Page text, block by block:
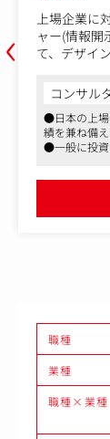
‹
上場企業に
ャー(情報開
て、デザイ
験に応じて
■具体的な
・上場企業
制作
・顧客へ
クライアン
価値を具現
ることを期
東証プライ
時間15分
制作事業に
コンサル
●日本の上場
績を兼ね備え
●一般に投資
いくやりが
●親会社が
長く勤めて
職種
業種
職種×業種